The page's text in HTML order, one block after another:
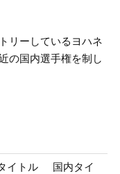
リーしているヨハネ
の国内選手権を制し
イトル
国内タイ